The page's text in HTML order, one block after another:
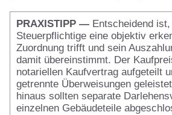
PRAXISTIPP — Entscheidend
Steuerpflichtige eine objektiv
Zuordnung trifft und sein
damit übereinstimmt. Der
notariellen Kaufvertrag aufgeteilt
getrennte Überweisungen
hinaus sollten separate
einzelnen Gebäudeteile